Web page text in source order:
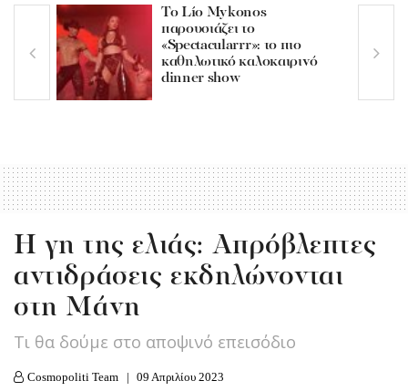
Το Lío Mykonos
παρουσιάζει το
«Spectacularrr»: το πιο
καθηλωτικό καλοκαιρινό
dinner show
Η γη της ελιάς: Απρόβλεπτες
αντιδράσεις εκδηλώνονται
στη Μάνη
Τι θα δούμε στο αποψινό επεισόδιο
Cosmopoliti Team 09 Απριλίου 2023